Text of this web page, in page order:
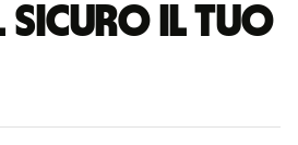
sicuro il tuo